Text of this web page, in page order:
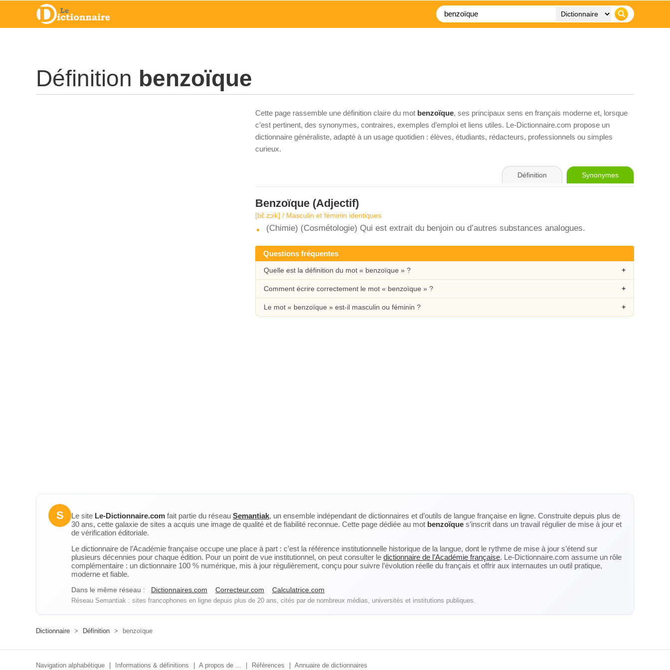
Définition benzoïque
Cette page rassemble une définition claire du mot benzoïque, ses principaux sens en français moderne et, lorsque
c’est pertinent, des synonymes, contraires, exemples d’emploi et liens utiles. Le-Dictionnaire.com propose un
dictionnaire généraliste, adapté à un usage quotidien : élèves, étudiants, rédacteurs, professionnels ou simples
curieux.
Définition Synonymes
Benzoïque (Adjectif)
[bɛ̃.zɔik] / Masculin et féminin identiques
(Chimie) (Cosmétologie) Qui est extrait du benjoin ou d’autres substances analogues.
Questions fréquentes
Quelle est la définition du mot « benzoïque » ?
Comment écrire correctement le mot « benzoïque » ?
Le mot « benzoïque » est-il masculin ou féminin ?
S Le site Le-Dictionnaire.com fait partie du réseau Semantiak, un ensemble indépendant de dictionnaires et d’outils de langue française en ligne. Construite depuis plus de
30 ans, cette galaxie de sites a acquis une image de qualité et de fiabilité reconnue. Cette page dédiée au mot benzoïque s’inscrit dans un travail régulier de mise à jour et
de vérification éditoriale.
Le dictionnaire de l’Académie française occupe une place à part : c’est la référence institutionnelle historique de la langue, dont le rythme de mise à jour s’étend sur
plusieurs décennies pour chaque édition. Pour un point de vue institutionnel, on peut consulter le dictionnaire de l’Académie française. Le-Dictionnaire.com assume un rôle
complémentaire : un dictionnaire 100 % numérique, mis à jour régulièrement, conçu pour suivre l’évolution réelle du français et offrir aux internautes un outil pratique,
moderne et fiable.
Dans le même réseau : Dictionnaires.com Correcteur.com Calculatrice.com
Réseau Semantiak : sites francophones en ligne depuis plus de 20 ans, cités par de nombreux médias, universités et institutions publiques.
Dictionnaire > Définition > benzoïque
Navigation alphabétique Informations & définitions A propos de ... Références Annuaire de dictionnaires